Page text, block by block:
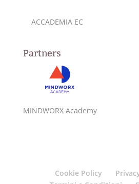
ACCADEMIA EC
Partners
MINDWORX Academy
Cookie Policy